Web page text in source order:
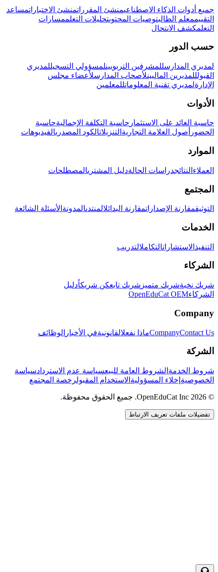
جميع أدوات الذكاء الاصطناعيمنشئ المقرراتمنشئ الاختباراتمساعد
التقييممعلم الطالبتوصيات المحتوىتحليلات التعلممسارات
التعلمكشف الانتحال
حسب الدور
لمديري المدارسللمشرفين التربويينلمسؤولي التسجيللمديري
القبولللمديرين الماليينلأصحاب المدارسلأعضاء مجلس
الإدارةلمديري تقنية المعلوماتللمعلمين
الأدوات
حاسبة العائد على الاستثمار حاسبة التكلفة الإجماليةحاسبة
الحضور أصول العلامة التجارية التنزيلاتالكود المصدريالفيديوهات
الموارد
العملاء النتائجدراسات الحالةدليل المشتريالمصطلحات
المجتمع
التوثيقمقارنة الإصداراتمقارنة البدائلالمنتدىالمدونة الأسئلة الشائعة
الخدمات
التنفيذ الاستشاراتالتكاملالتدريب
الشركاء
شريك نخبةشريك متميز شريك تابعكن شريكاًدليل
الشركاءOpenEduCat OEM
Company
CompanyContact Us ماذا نفعلالقانونيةفي الأخبار الوظائف
الشركة
شروط الخدمة الشروط العامة للبيعسياسة عدم الاستردادسياسة
الخصوصية إخلاء المسؤولية الاستخدام المقبولرخصة المجتمع
© 2026 OpenEduCat Inc. جميع الحقوق محفوظة.
تفضيلات ملفات تعريف الارتباط